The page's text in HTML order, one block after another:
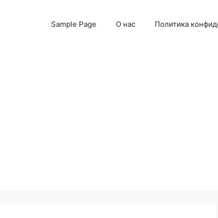
Sample Page О нас Политика